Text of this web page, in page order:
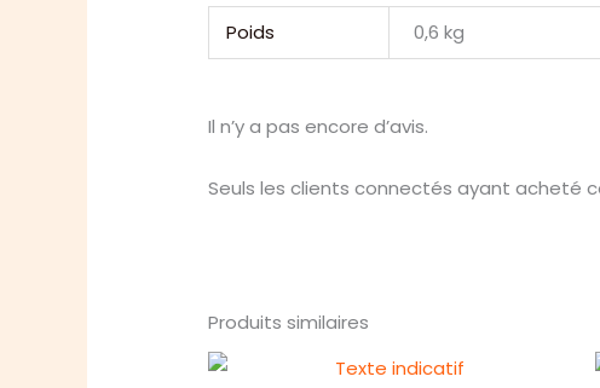
Poids 0,6 kg
Il n’y a pas encore d’avis.
Seuls les clients connectés ayant acheté
Produits similaires